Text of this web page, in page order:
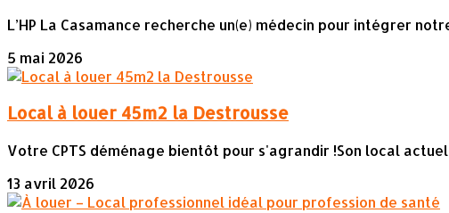
L’HP La Casamance recherche un(e) médecin pour intégrer
5 mai 2026
Local à louer 45m2 la Destrousse
Votre CPTS déménage bientôt pour s'agrandir !Son local
13 avril 2026